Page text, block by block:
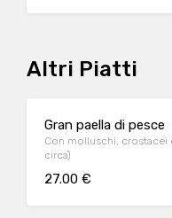
Altri Piatti
Gran paella di pesce
Con molluschi, crostacei
circa)
27.00 €